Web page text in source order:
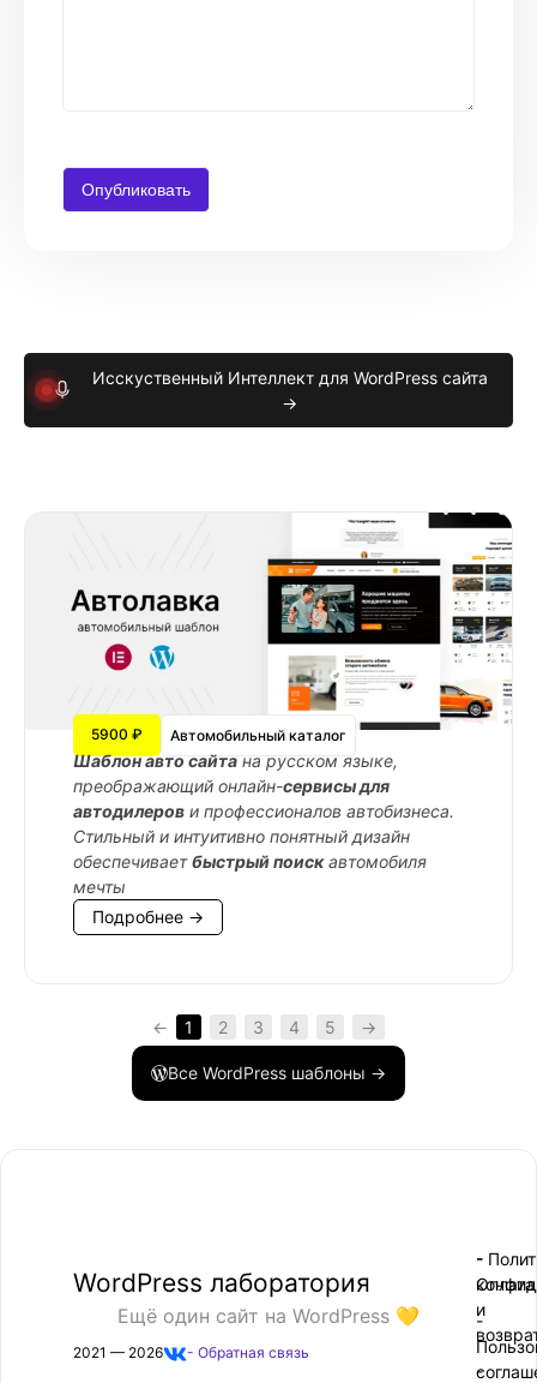
Исскуственный Интеллект для WordPress сайта
→
5900 ₽ Автомобильный каталог
Шаблон авто сайта на русском языке,
преображающий онлайн-сервисы для
автодилеров и профессионалов автобизнеса.
Стильный и интуитивно понятный дизайн
обеспечиваетбыстрый поискавтомобиля
мечты
Подробнее →
← 1 2 3 4 5 →
Все WordPress шаблоны →
WordPress лаборатория
Ещё один сайт на WordPress 💛
2021 — 2026 - Обратная связь
-
-
-
Оплата
и
-